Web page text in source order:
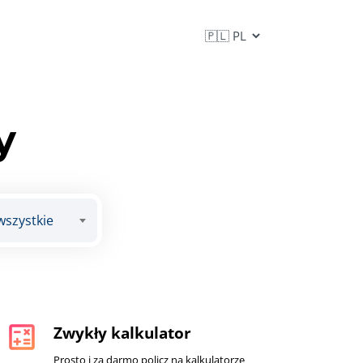
calculate Zwykły kalkulator
Prosto i za darmo policz na kalkulatorze